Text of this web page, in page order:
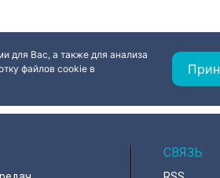
и
Бельскому.
корреспондент
петербургского
преддверии
для Вас, а также для анализа
файлов cookie в
СВЯЗЬ